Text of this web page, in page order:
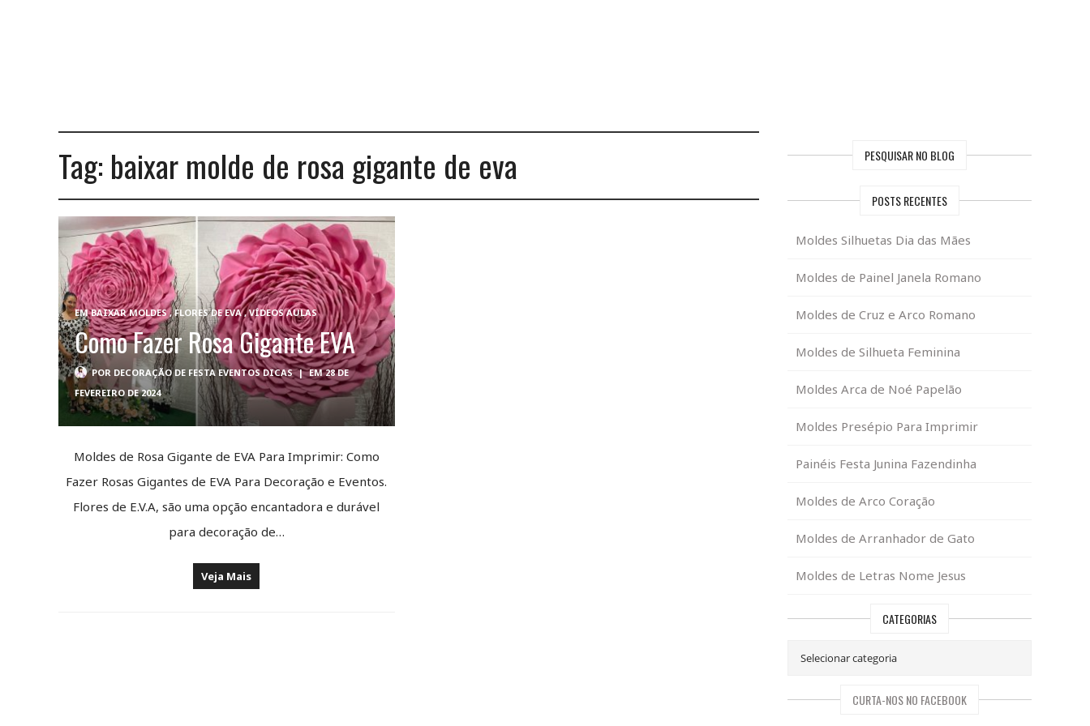
Tag: baixar molde de rosa gigante de eva
EMBAIXAR MOLDES,FLORES DE EVA,VÍDEOS AULAS
Como Fazer Rosa Gigante EVA
POR DECORAÇÃO DE FESTA EVENTOS DICAS | EM 28 DE
FEVEREIRO DE 2024
Moldes de Rosa Gigante de EVA Para Imprimir: Como
Fazer Rosas Gigantes de EVA Para Decoração e Eventos.
Flores de E.V.A, são uma opção encantadora e durável
para decoração de…
Veja Mais
PESQUISAR NO BLOG
POSTS RECENTES
Moldes Silhuetas Dia das Mães
Moldes de Painel Janela Romano
Moldes de Cruz e Arco Romano
Moldes de Silhueta Feminina
Moldes Arca de Noé Papelão
Moldes Presépio Para Imprimir
Painéis Festa Junina Fazendinha
Moldes de Arco Coração
Moldes de Arranhador de Gato
Moldes de Letras Nome Jesus
CATEGORIAS
CURTA-NOS NO FACEBOOK